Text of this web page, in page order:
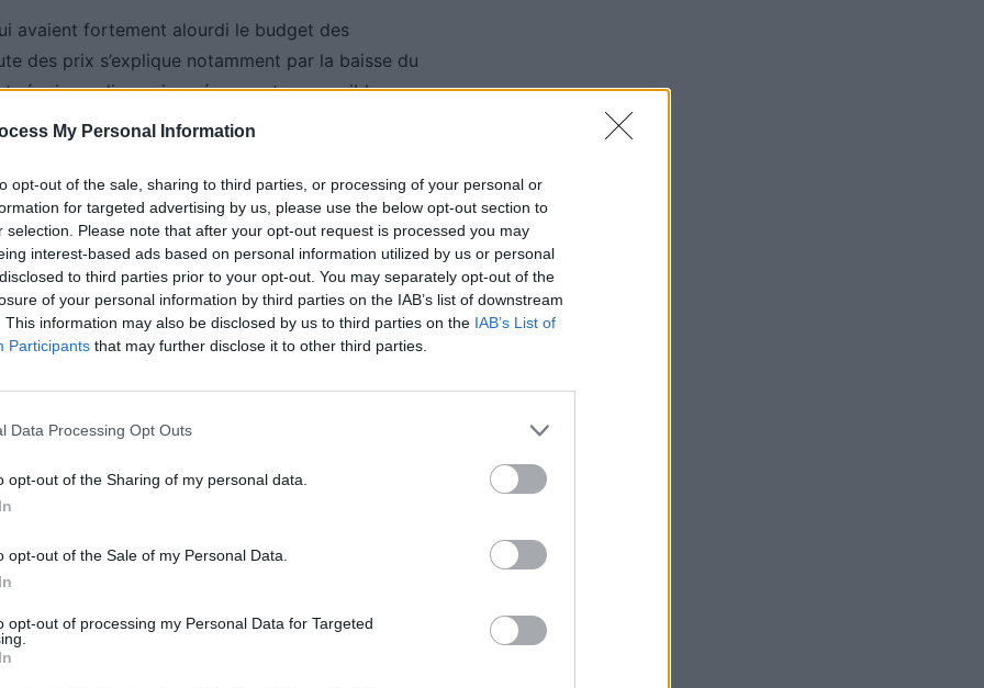
My Personal Information
opt-out of the sale, sharing to third parties, or processing of your personal or
for targeted advertising by us, please use the below opt-out section to
selection. Please note that after your opt-out request is processed you may
interest-based ads based on personal information utilized by us or personal
to third parties prior to your opt-out. You may separately opt-out of the
of your personal information by third parties on the IAB’s list of downstream
This information may also be disclosed by us to third parties on the IAB’s List of
Participants that may further disclose it to other third parties.
Data Processing Opt Outs
opt-out of the Sharing of my personal data.
opt-out of the Sale of my Personal Data.
opt-out of processing my Personal Data for Targeted
avaient fortement alourdi le budget des
des prix s’explique notamment par la baisse du
réagi aux discussions évoquant un possible
a ainsi reculé de 111 dollars, soit environ 98
sensibilité des marchés aux annonces
et les tensions internationales ne sont pas
depuis le début de l’année n’est pas encore
restent respectivement environ 35 et 30 centimes
mais celui-ci pourrait être de courte durée. Les
à cause des promotions ponctuelles dans
stabilité à long terme. De plus, de nouveaux
des tensions entre Washington et Téhéran a
mondiale pourrait aussi augmenter avec
les prix.
Mobilians, il ne faut pas s’attendre à un retour